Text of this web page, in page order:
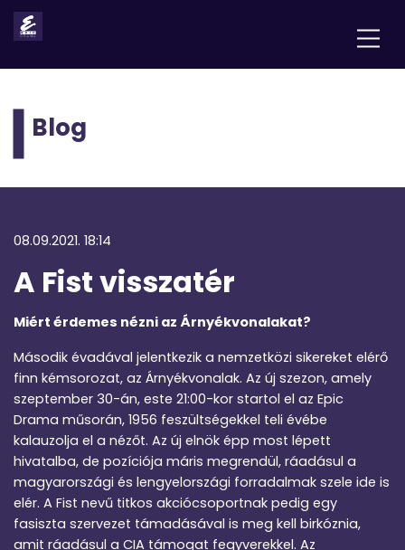
Blog
08.09.2021. 18:14
A Fist visszatér
Miért érdemes nézni az Árnyékvonalakat?
Második évadával jelentkezik a nemzetközi sikereket elérő
finn kémsorozat, az Árnyékvonalak. Az új szezon, amely
szeptember 30-án, este 21:00-kor startol el az Epic
Drama műsorán, 1956 feszültségekkel teli évébe
kalauzolja el a nézőt. Az új elnök épp most lépett
hivatalba, de pozíciója máris megrendül, ráadásul a
magyarországi és lengyelországi forradalmak szele ide is
elér. A Fist nevű titkos akciócsoportnak pedig egy
fasiszta szervezet támadásával is meg kell birkóznia,
amit ráadásul a CIA támogat fegyverekkel. Az